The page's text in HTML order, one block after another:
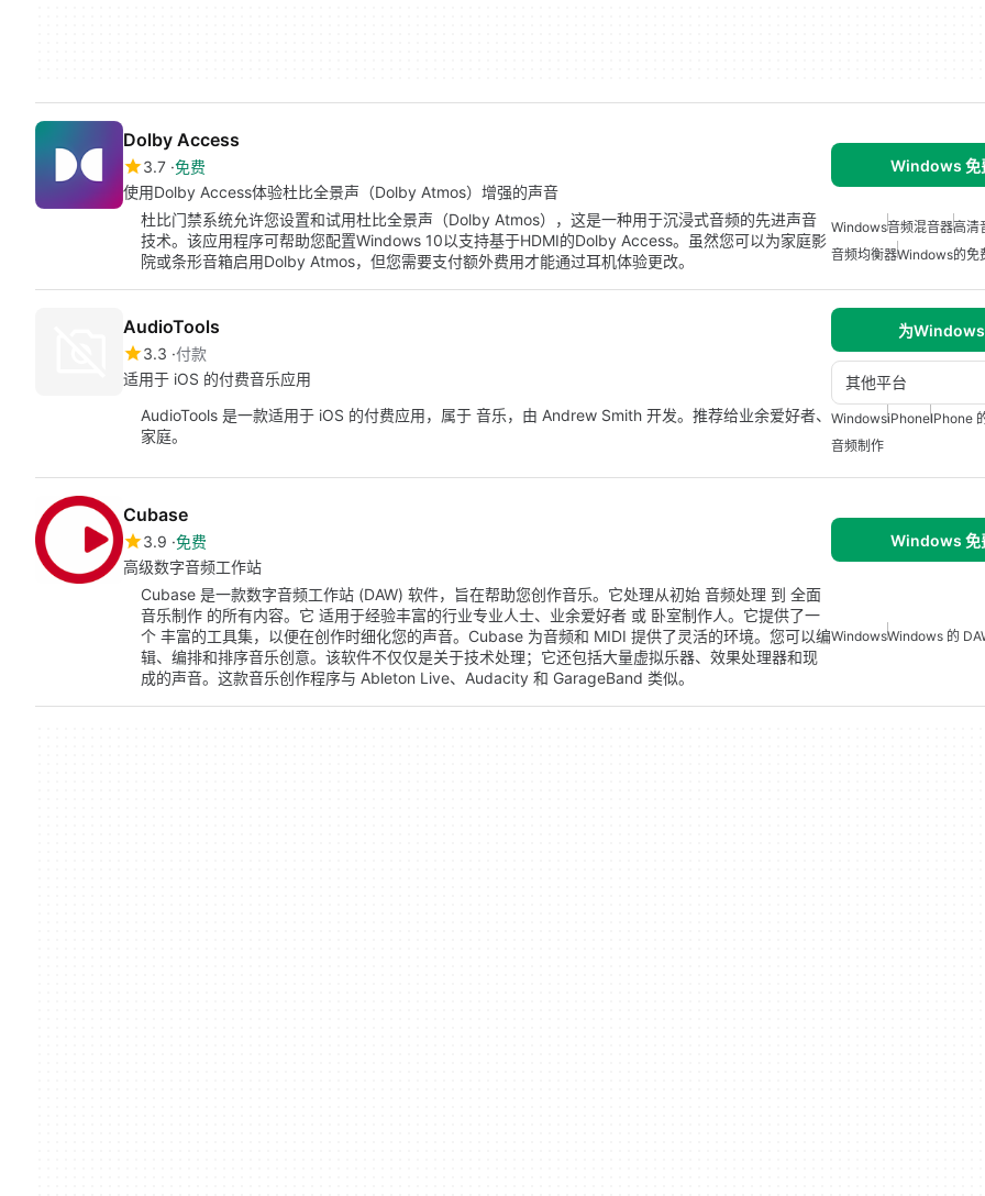
Dolby Access
3.7 免费
使用Dolby Access体验杜比全景声（Dolby Atmos）增强的声音
Windows 免
杜比门禁系统允许您设置和试用杜比全景声（Dolby Atmos），这是一种用于沉浸式音频的先进声音
技术。该应用程序可帮助您配置Windows 10以支持基于HDMI的Dolby Access。虽然您可以为家庭影
院或条形音箱启用Dolby Atmos，但您需要支付额外费用才能通过耳机体验更改。
Windows音频混音器高清
音频均衡器Windows的免
AudioTools
3.3 付款
适用于 iOS 的付费音乐应用
为
其他平台
AudioTools 是一款适用于 iOS 的付费应用，属于 音乐，由 Andrew Smith 开发。推荐给业余爱好者、
家庭。
WindowsiPhoneIPhone
音频制作
Cubase
3.9 免费
高级数字音频工作站
Windows 免
Cubase 是一款数字音频工作站 (DAW) 软件，旨在帮助您创作音乐。它处理从初始 音频处理 到 全面
音乐制作 的所有内容。它 适用于经验丰富的行业专业人士、业余爱好者 或 卧室制作人。它提供了一
个 丰富的工具集，以便在创作时细化您的声音。Cubase 为音频和 MIDI 提供了灵活的环境。您可以编
辑、编排和排序音乐创意。该软件不仅仅是关于技术处理；它还包括大量虚拟乐器、效果处理器和现
成的声音。这款音乐创作程序与 Ableton Live、Audacity 和 GarageBand 类似。
WindowsWindows 的